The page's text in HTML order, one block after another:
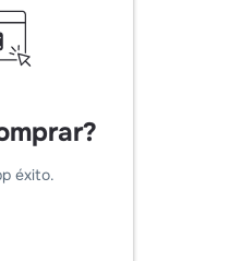
éxito.